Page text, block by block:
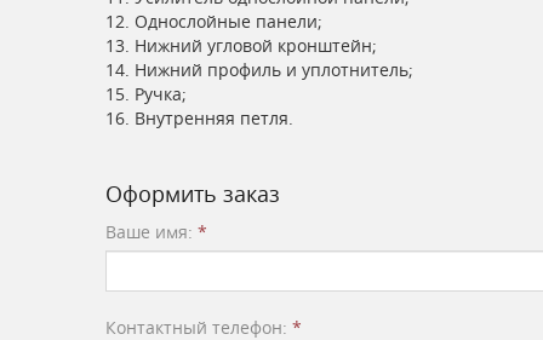
12. Однослойные панели;
13. Нижний угловой кронштейн;
14. Нижний профиль и уплотнитель;
15. Ручка;
16. Внутренняя петля.
Оформить заказ
Ваше имя: *
Контактный телефон: *